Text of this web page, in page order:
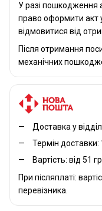
У разі пошкодження
право оформити акт у
відмовитися від
Після отримання
механічних
Доставка у
Термін доставки:
Вартість: від 51
При післяплаті:
перевізника.